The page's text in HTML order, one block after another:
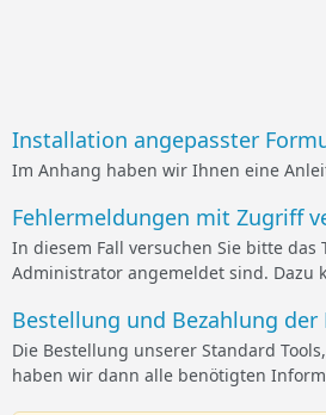
Installation angepasster
Im Anhang haben wir Ihnen eine
Fehlermeldungen mit Zugriff
In diesem Fall versuchen Sie bitte
Administrator angemeldet sind. Dazu
Bestellung und Bezahlung der
Die Bestellung unserer Standard
haben wir dann alle benötigten